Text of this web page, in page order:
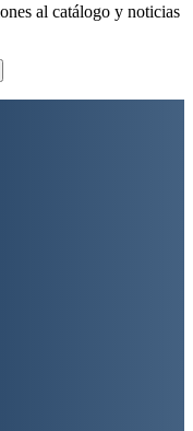
al catálogo y noticias